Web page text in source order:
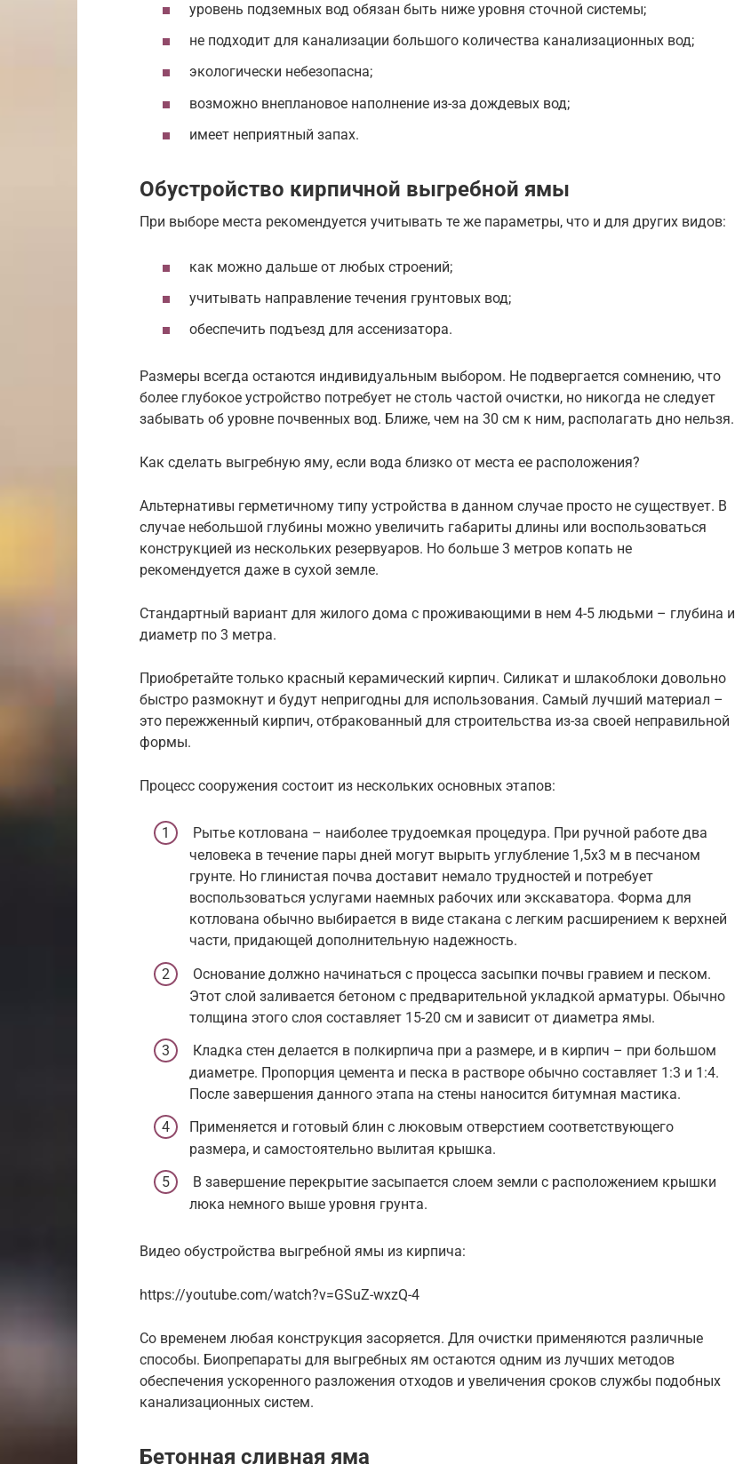
уровень подземных вод обязан быть ниже уровня сточной системы;
не подходит для канализации большого количества канализационных вод;
экологически небезопасна;
возможно внеплановое наполнение из-за дождевых вод;
имеет неприятный запах.
Обустройство кирпичной выгребной ямы
При выборе места рекомендуется учитывать те же параметры, что и для других видов:
как можно дальше от любых строений;
учитывать направление течения грунтовых вод;
обеспечить подъезд для ассенизатора.
Размеры всегда остаются индивидуальным выбором. Не подвергается сомнению, что
более глубокое устройство потребует не столь частой очистки, но никогда не следует
забывать об уровне почвенных вод. Ближе, чем на 30 см к ним, располагать дно нельзя.
Как сделать выгребную яму, если вода близко от места ее расположения?
Альтернативы герметичному типу устройства в данном случае просто не существует. В
случае небольшой глубины можно увеличить габариты длины или воспользоваться
конструкцией из нескольких резервуаров. Но больше 3 метров копать не
рекомендуется даже в сухой земле.
Стандартный вариант для жилого дома с проживающими в нем 4-5 людьми – глубина и
диаметр по 3 метра.
Приобретайте только красный керамический кирпич. Силикат и шлакоблоки довольно
быстро размокнут и будут непригодны для использования. Самый лучший материал –
это пережженный кирпич, отбракованный для строительства из-за своей неправильной
формы.
Процесс сооружения состоит из нескольких основных этапов:
Рытье котлована – наиболее трудоемкая процедура. При ручной работе два
человека в течение пары дней могут вырыть углубление 1,5х3 м в песчаном
грунте. Но глинистая почва доставит немало трудностей и потребует
воспользоваться услугами наемных рабочих или экскаватора. Форма для
котлована обычно выбирается в виде стакана с легким расширением к верхней
части, придающей дополнительную надежность.
Основание должно начинаться с процесса засыпки почвы гравием и песком.
Этот слой заливается бетоном с предварительной укладкой арматуры. Обычно
толщина этого слоя составляет 15-20 см и зависит от диаметра ямы.
Кладка стен делается в полкирпича при а размере, и в кирпич – при большом
диаметре. Пропорция цемента и песка в растворе обычно составляет 1:3 и 1:4.
После завершения данного этапа на стены наносится битумная мастика.
Применяется и готовый блин с люковым отверстием соответствующего
размера, и самостоятельно вылитая крышка.
В завершение перекрытие засыпается слоем земли с расположением крышки
люка немного выше уровня грунта.
Видео обустройства выгребной ямы из кирпича:
https://youtube.com/watch?v=GSuZ-wxzQ-4
Со временем любая конструкция засоряется. Для очистки применяются различные
способы. Биопрепараты для выгребных ям остаются одним из лучших методов
обеспечения ускоренного разложения отходов и увеличения сроков службы подобных
канализационных систем.
Бетонная сливная яма